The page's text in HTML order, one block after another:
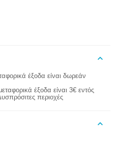
έξοδα είναι δωρεάν
έξοδα είναι 3€ εντός
περιοχές